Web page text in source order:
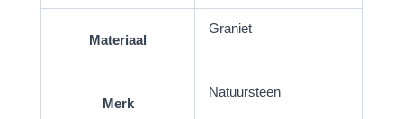
Materiaal
Graniet
Merk
Natuursteen